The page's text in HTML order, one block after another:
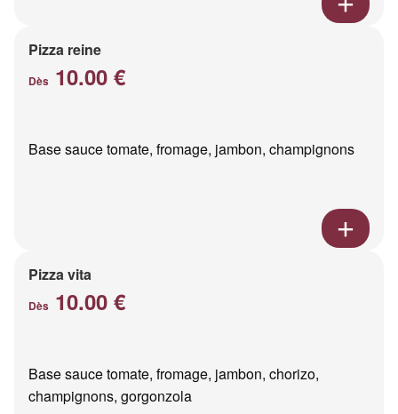
Pizza reine
Dès 10.00 €
Base sauce tomate, fromage, jambon, champignons
Pizza vita
Dès 10.00 €
Base sauce tomate, fromage, jambon, chorizo,
champignons, gorgonzola